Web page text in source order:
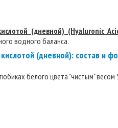
(дневной) (Hyaluronic
водного баланса.
(дневной): состав и
белого цвета "чистым" весом